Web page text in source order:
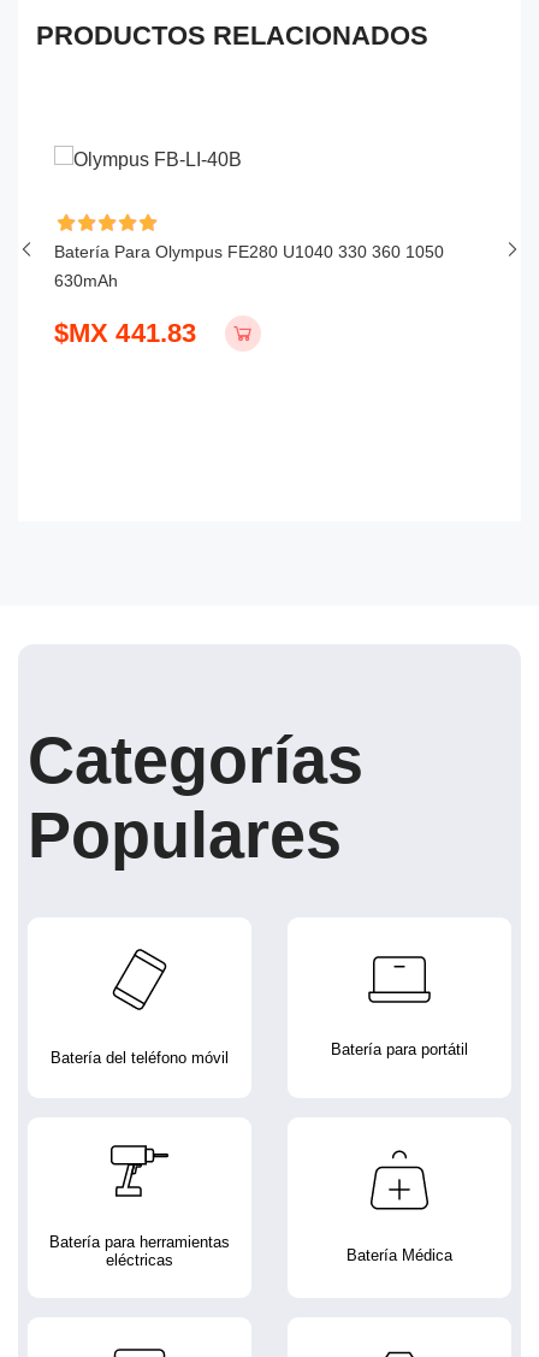
PRODUCTOS RELACIONADOS
Batería Para Olympus FE280 U1040 330 360 1050
630mAh
$MX 441.83
Categorías
Populares
Batería del teléfono móvil Batería para portátil
Batería para herramientas
eléctricas
Batería Médica